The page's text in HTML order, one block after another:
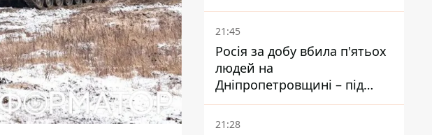
біль – він очолив народне
голосування
21:45
Росія за добу вбила п'ятьох
людей на
Дніпропетровщині – під
ударами опинилися п'ять
районів області
21:28